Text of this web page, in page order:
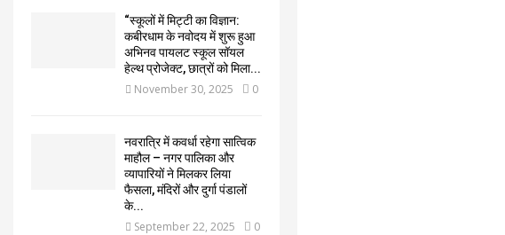
“स्कूलों में मिट्टी का विज्ञान:
कबीरधाम के नवोदय में शुरू हुआ
अभिनव पायलट स्कूल सॉयल
हेल्थ प्रोजेक्ट, छात्रों को मिला...
November 30, 2025 0
नवरात्रि में कवर्धा रहेगा सात्विक
माहौल – नगर पालिका और
व्यापारियों ने मिलकर लिया
फैसला, मंदिरों और दुर्गा पंडालों
के...
September 22, 2025 0